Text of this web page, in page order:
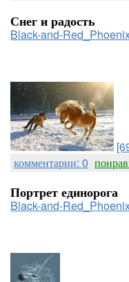
Снег и радость
Black-and-
комментарии: 0
Портрет единорога
Black-and-